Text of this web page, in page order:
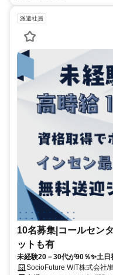
派遣社員
10名募集|コールセン
ットも有
未経験20－30代が90％✨土
SocioFuture WIT株式会社/